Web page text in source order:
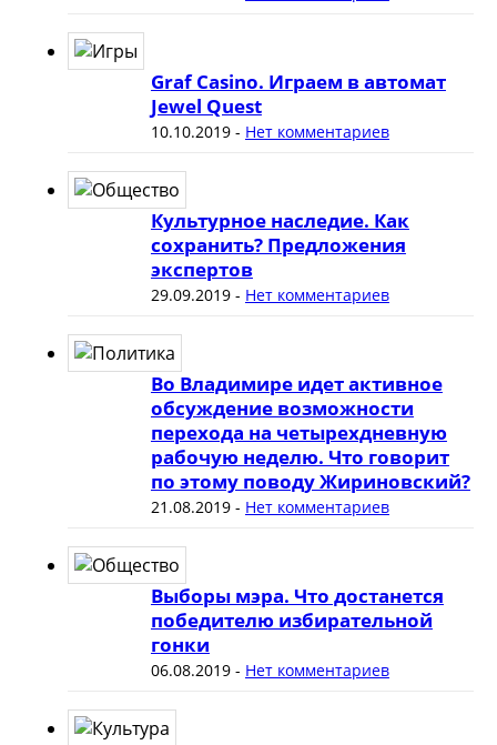
Graf Casino. Играем в автомат
Jewel Quest
10.10.2019- Нет комментариев
Культурное наследие. Как
сохранить? Предложения
экспертов
29.09.2019- Нет комментариев
Во Владимире идет активное
обсуждение возможности
перехода на четырехдневную
рабочую неделю. Что говорит
по этому поводу Жириновский?
21.08.2019- Нет комментариев
Выборы мэра. Что достанется
победителю избирательной
гонки
06.08.2019- Нет комментариев